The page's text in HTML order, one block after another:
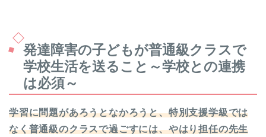
発達障害の子どもが普通級クラスで
学校生活を送ること～学校との連携
は必須～
学習に問題があろうとなかろうと、特別支援学級では
なく普通級のクラスで過ごすには、やはり担任の先生